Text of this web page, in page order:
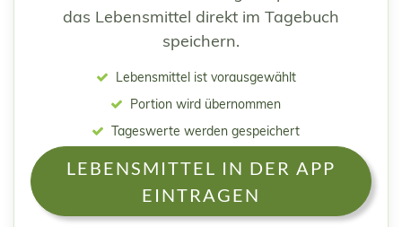
das Lebensmittel direkt im Tagebuch
speichern.
Lebensmittel ist vorausgewählt
Portion wird übernommen
Tageswerte werden gespeichert
LEBENSMITTEL IN DER APP
EINTRAGEN